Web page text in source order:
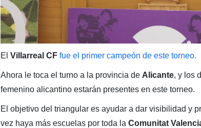
El Villarreal CF fue el primer campeón de este torneo.
Ahora le toca el turno a la provincia de Alicante, y los
femenino alicantino estarán presentes en este torneo.
El objetivo del triangular es ayudar a dar visibilidad y
vez haya más escuelas por toda la Comunitat